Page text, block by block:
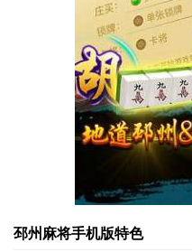
邳州麻将手机版特色